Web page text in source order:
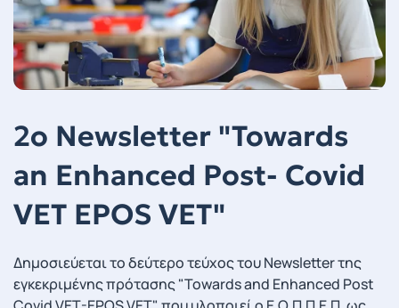
2o Newsletter "Towards
an Enhanced Post- Covid
VET EPOS VET"
Δημοσιεύεται το δεύτερο τεύχος του Newsletter της
εγκεκριμένης πρότασης "Towards and Enhanced Post